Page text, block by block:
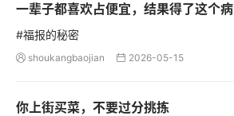
一辈子都喜欢占便宜，结果得了这个病
#福报的秘密
 shoukangbaojian  2026-05-15
你上街买菜，不要过分挑拣